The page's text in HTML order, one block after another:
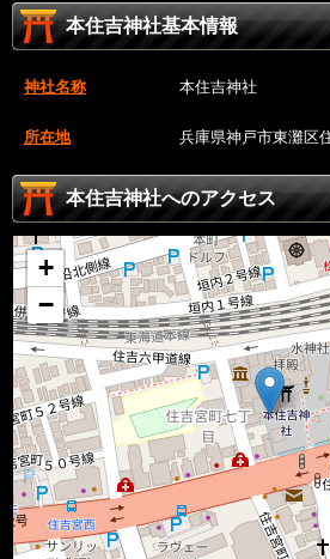
本住吉神社基本情報
神社名称 本住吉神社
所在地 兵庫県神戸市東灘区
本住吉神社へのアクセス
+
−